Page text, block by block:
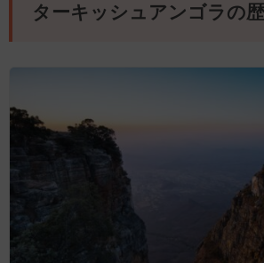
ターキッシュアンゴラの